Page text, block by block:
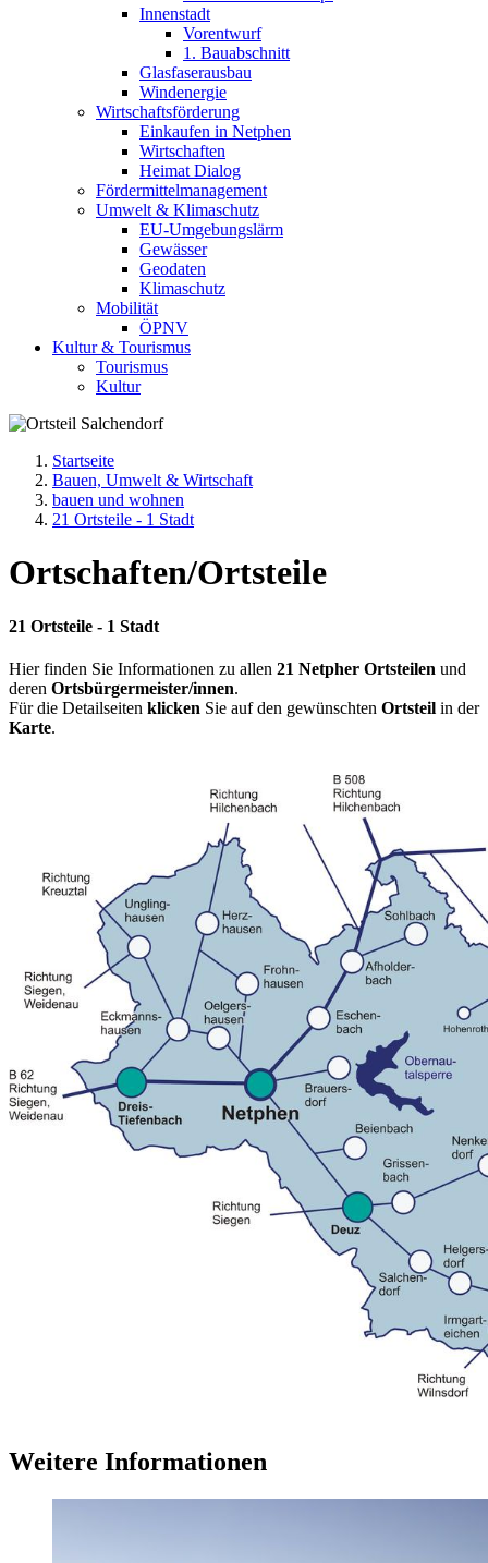
Innenstadt
Vorentwurf
1. Bauabschnitt
Glasfaserausbau
Windenergie
Wirtschaftsförderung
Einkaufen in Netphen
Wirtschaften
Heimat Dialog
Fördermittelmanagement
Umwelt & Klimaschutz
EU-Umgebungslärm
Gewässer
Geodaten
Klimaschutz
Mobilität
ÖPNV
Kultur & Tourismus
Tourismus
Kultur
Startseite
Bauen, Umwelt & Wirtschaft
bauen und wohnen
21 Ortsteile - 1 Stadt
Ortschaften/Ortsteile
21 Ortsteile - 1 Stadt
Hier finden Sie Informationen zu allen 21 Netpher Ortsteilen und
deren Ortsbürgermeister/innen.
Für die Detailseiten klicken Sie auf den gewünschten Ortsteil in der
Karte.
Weitere Informationen